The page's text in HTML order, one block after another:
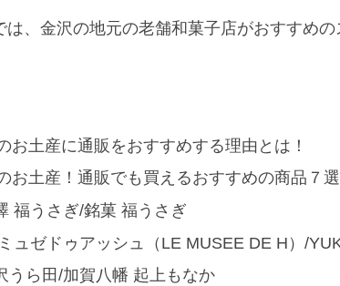
は、金沢の地元の老舗和菓子店がおすすめの
お土産に通販をおすすめする理由とは！
お土産！通販でも買えるおすすめの商品７選
福うさぎ/銘菓 福うさぎ
ュゼドゥアッシュ（LE MUSEE DE H）/
うら田/加賀八幡 起上もなか